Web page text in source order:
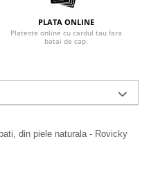
PLATA ONLINE
Plateste online cu cardul tau fara
batai de cap.
din piele naturala - Rovicky